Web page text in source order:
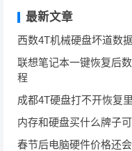
最新文章
西数4T机械硬盘坏道数
联想笔记本一键恢复后
程
成都4T硬盘打不开恢复
内存和硬盘买什么牌子可
春节后电脑硬件价格还会